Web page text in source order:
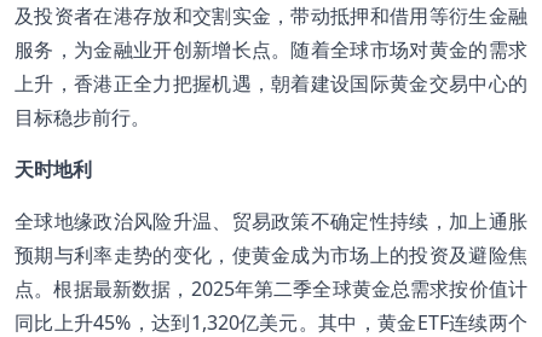
及投资者在港存放和交割实金，带动抵押和借用等衍生金融
服务，为金融业开创新增长点。随着全球市场对黄金的需求
上升，香港正全力把握机遇，朝着建设国际黄金交易中心的
目标稳步前行。
天时地利
全球地缘政治风险升温、贸易政策不确定性持续，加上通胀
预期与利率走势的变化，使黄金成为市场上的投资及避险焦
点。根据最新数据，2025年第二季全球黄金总需求按价值计
同比上升45%，达到1,320亿美元。其中，黄金ETF连续两个